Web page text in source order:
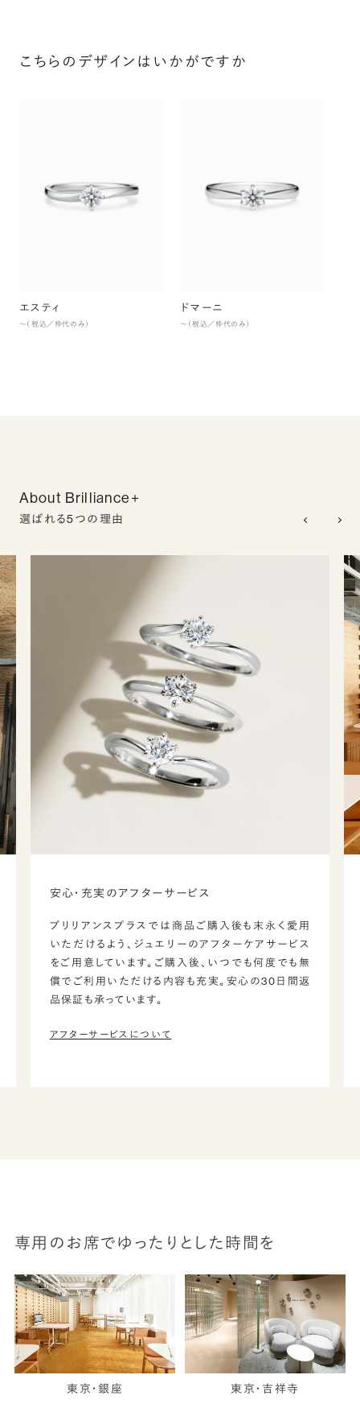
こちらのデザインはいかがですか
エスティ
〜（税込／枠代のみ）
ドマーニ
〜（税込／枠代のみ）
About Brilliance+
選ばれる5つの理由
安心・充実のアフターサービス
ブリリアンスプラスでは商品ご購入後も末永く愛用
いただけるよう、ジュエリーのアフターケアサービス
をご用意しています。ご購入後、いつでも何度でも無
償でご利用いただける内容も充実。安心の30日間返
品保証も承っています。
アフターサービスについて
専用のお席でゆったりとした時間を
東京・銀座 東京・吉祥寺